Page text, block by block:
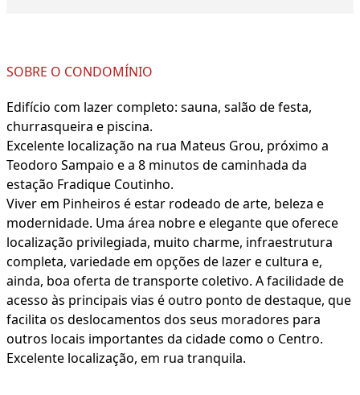
SOBRE O CONDOMÍNIO
Edifício com lazer completo: sauna, salão de festa,
churrasqueira e piscina.
Excelente localização na rua Mateus Grou, próximo a
Teodoro Sampaio e a 8 minutos de caminhada da
estação Fradique Coutinho.
Viver em Pinheiros é estar rodeado de arte, beleza e
modernidade. Uma área nobre e elegante que oferece
localização privilegiada, muito charme, infraestrutura
completa, variedade em opções de lazer e cultura e,
ainda, boa oferta de transporte coletivo. A facilidade de
acesso às principais vias é outro ponto de destaque, que
facilita os deslocamentos dos seus moradores para
outros locais importantes da cidade como o Centro.
Excelente localização, em rua tranquila.